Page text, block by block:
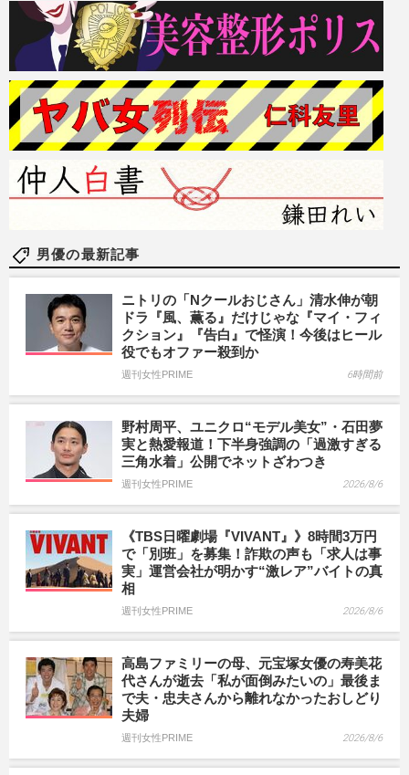
男優の最新記事
ニトリの「Nクールおじさん」清水伸が朝
ドラ『風、薫る』だけじゃな『マイ・フィ
クション』『告白』で怪演！今後はヒール
役でもオファー殺到か
週刊女性PRIME 6時間前
野村周平、ユニクロ“モデル美女”・石田夢
実と熱愛報道！下半身強調の「過激すぎる
三角水着」公開でネットざわつき
週刊女性PRIME 2026/8/6
《TBS日曜劇場『VIVANT』》8時間3万円
で「別班」を募集！詐欺の声も「求人は事
実」運営会社が明かす“激レア”バイトの真
相
週刊女性PRIME 2026/8/6
高島ファミリーの母、元宝塚女優の寿美花
代さんが逝去「私が面倒みたいの」最後ま
で夫・忠夫さんから離れなかったおしどり
夫婦
週刊女性PRIME 2026/8/6